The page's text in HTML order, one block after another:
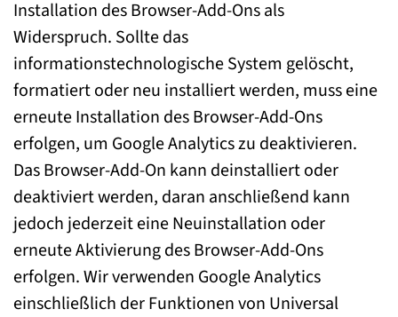
Installation des Browser-Add-Ons als
Widerspruch. Sollte das
informationstechnologische System gelöscht,
formatiert oder neu installiert werden, muss eine
erneute Installation des Browser-Add-Ons
erfolgen, um Google Analytics zu deaktivieren.
Das Browser-Add-On kann deinstalliert oder
deaktiviert werden, daran anschließend kann
jedoch jederzeit eine Neuinstallation oder
erneute Aktivierung des Browser-Add-Ons
erfolgen. Wir verwenden Google Analytics
einschließlich der Funktionen von Universal